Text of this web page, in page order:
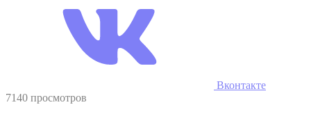
Вконтакте
7140 просмотров